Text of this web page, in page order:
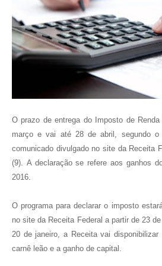
O prazo de entrega do Imposto de
março e vai até 28 de abril, segundo
comunicado divulgado no site da Receita
(9). A declaração se refere aos ganhos
2016.
O programa para declarar o imposto
no site da Receita Federal a partir de 23
20 de janeiro, a Receita vai
carnê leão e a ganho de capital.